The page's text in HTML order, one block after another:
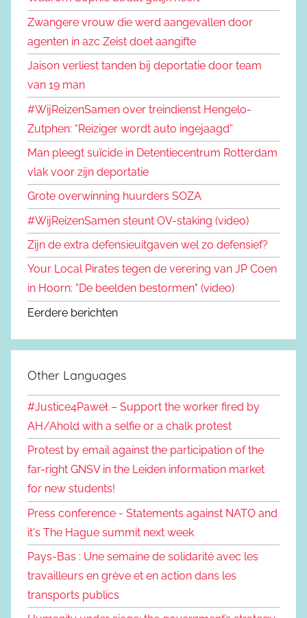
Zwangere vrouw die werd aangevallen door
agenten in azc Zeist doet aangifte
Jaison verliest tanden bij deportatie door team
van 19 man
#WijReizenSamen over treindienst Hengelo-
Zutphen: “Reiziger wordt auto ingejaagd”
Man pleegt suïcide in Detentiecentrum Rotterdam
vlak voor zijn deportatie
Grote overwinning huurders SOZA
#WijReizenSamen steunt OV-staking (video)
Zijn de extra defensieuitgaven wel zo defensief?
Your Local Pirates tegen de verering van JP Coen
in Hoorn: "De beelden bestormen" (video)
Eerdere berichten
Other Languages
#Justice4Paweł – Support the worker fired by
AH/Ahold with a selfie or a chalk protest
Protest by email against the participation of the
far-right GNSV in the Leiden information market
for new students!
Press conference - Statements against NATO and
it's The Hague summit next week
Pays-Bas : Une semaine de solidarité avec les
travailleurs en grève et en action dans les
transports publics